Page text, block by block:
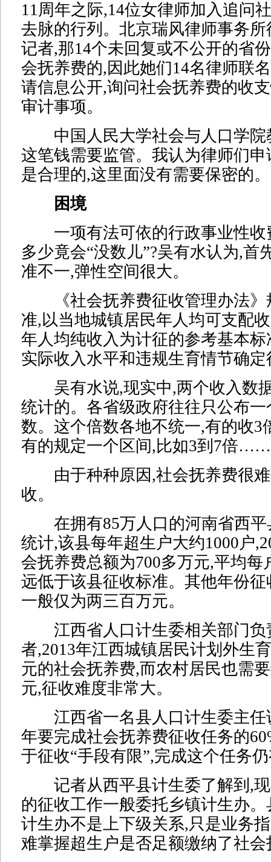
11周年之际,14位女律师加入追问
去脉的行列。北京瑞风律师事务
记者,那14个未回复或不公开的省
会抚养费的,因此她们14名律师联
请信息公开,询问社会抚养费的收
审计事项。
中国人民大学社会与人口学院
这笔钱需要监管。我认为律师们
是合理的,这里面没有需要保密的。
困境
一项有法可依的行政事业性收
多少竟会“没数儿”?吴有水认为,首
准不一,弹性空间很大。
《社会抚养费征收管理办法》
准,以当地城镇居民年人均可支配
年人均纯收入为计征的参考基本
实际收入水平和违规生育情节确
吴有水说,现实中,两个收入数
统计的。各省级政府往往只公布
数。这个倍数各地不统一,有的收3
有的规定一个区间,比如3到7倍……
由于种种原因,社会抚养费很难
收。
在拥有85万人口的河南省西平
统计,该县每年超生户大约1000户
会抚养费总额为700多万元,平均每
远低于该县征收标准。其他年份
一般仅为两三百万元。
江西省人口计生委相关部门负
者,2013年江西城镇居民计划外生
元的社会抚养费,而农村居民也需
元,征收难度非常大。
江西省一名县人口计生委主任
年要完成社会抚养费征收任务的
于征收“手段有限”,完成这个任务
记者从西平县计生委了解到,现
的征收工作一般委托乡镇计生办
计生办不是上下级关系,只是业务
难掌握超生户是否足额缴纳了社会